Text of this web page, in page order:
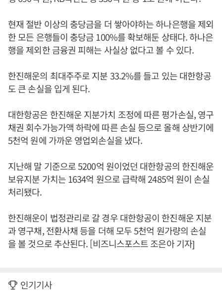
현재 절반 이상의 충당금을 더 쌓아야하는 하나은행을 제외
한 모든 은행들이 충당금 100%를 확보해둔 상태다. 하나은
행을 제외한 금융권 피해는 사실상 없다고 볼 수 있다.
한진해운의 최대주주로 지분 33.2%를 들고 있는 대한항공
도 큰 손실을 입게 된다.
대한항공은 한진해운 지분가치 조정에 따른 평가손실, 영구
채권 회수가능가액 하락에 따른 손실 등으로 올해 상반기에
5천억 원에 가까운 영업외손실을 냈다.
지난해 말 기준으로 5200억 원이었던 대한항공의 한진해운
보유지분 가치는 1634억 원으로 급락해 2485억 원이 손실
처리됐다.
한진해운이 법정관리로 갈 경우 대한항공이 한진해운 지분
과 영구채, 전환사채 등을 더해 모두 5천억 원가량의 손실
을 볼 것으로 추산된다. [비즈니스포스트 조은아 기자]
인기기사